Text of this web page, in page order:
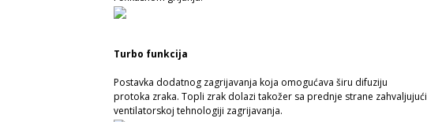
Turbo funkcija
Postavka dodatnog zagrijavanja koja omogućava širu difuziju
protoka zraka. Topli zrak dolazi takožer sa prednje strane zahvaljujući
ventilatorskoj tehnologiji zagrijavanja.